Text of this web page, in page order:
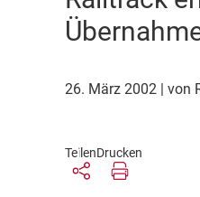
26. März 2002 | von
TeilenDrucken